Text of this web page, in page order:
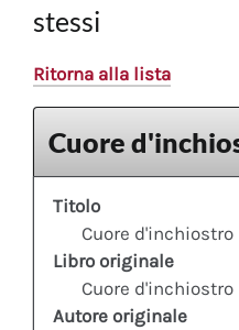
stessi
Ritorna alla lista
Cuore
Titolo
Cuore d'inchiostro
Libro originale
Cuore d'inchiostro
Autore originale